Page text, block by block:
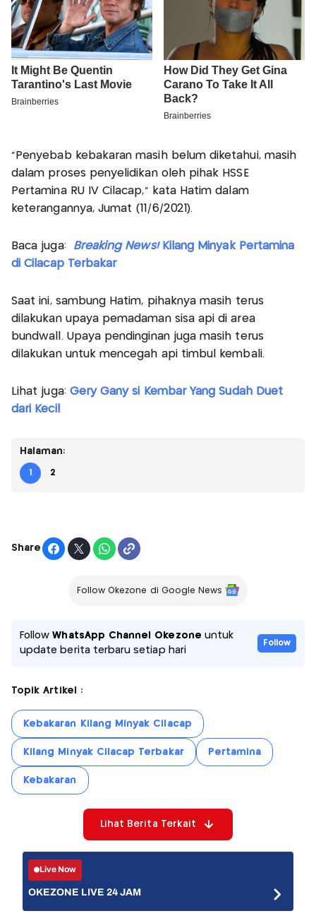
"Penyebab kebakaran masih belum diketahui, masih
dalam proses penyelidikan oleh pihak HSSE
Pertamina RU IV Cilacap," kata Hatim dalam
keterangannya, Jumat (11/6/2021).
Baca juga: Breaking News!Kilang Minyak Pertamina
di Cilacap Terbakar
Saat ini, sambung Hatim, pihaknya masih terus
dilakukan upaya pemadaman sisa api di area
bundwall. Upaya pendinginan juga masih terus
dilakukan untuk mencegah api timbul kembali.
Lihat juga: Gery Gany si Kembar Yang Sudah Duet
dari Kecil
Halaman:
1 2
Share
Follow Okezone di Google News
FollowWhatsApp Channel Okezone untuk
update berita terbaru setiap hari
Follow
Topik Artikel :
Kebakaran Kilang Minyak Cilacap
Kilang Minyak Cilacap Terbakar Pertamina
Kebakaran
Lihat Berita Terkait
Live Now
OKEZONE LIVE 24 JAM